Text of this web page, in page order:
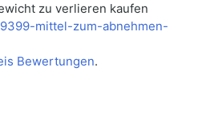
zu verlieren kaufen
mittel-zum-abnehmen-
Bewertungen.